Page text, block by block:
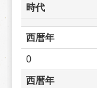
時代
西暦年
0
西暦年